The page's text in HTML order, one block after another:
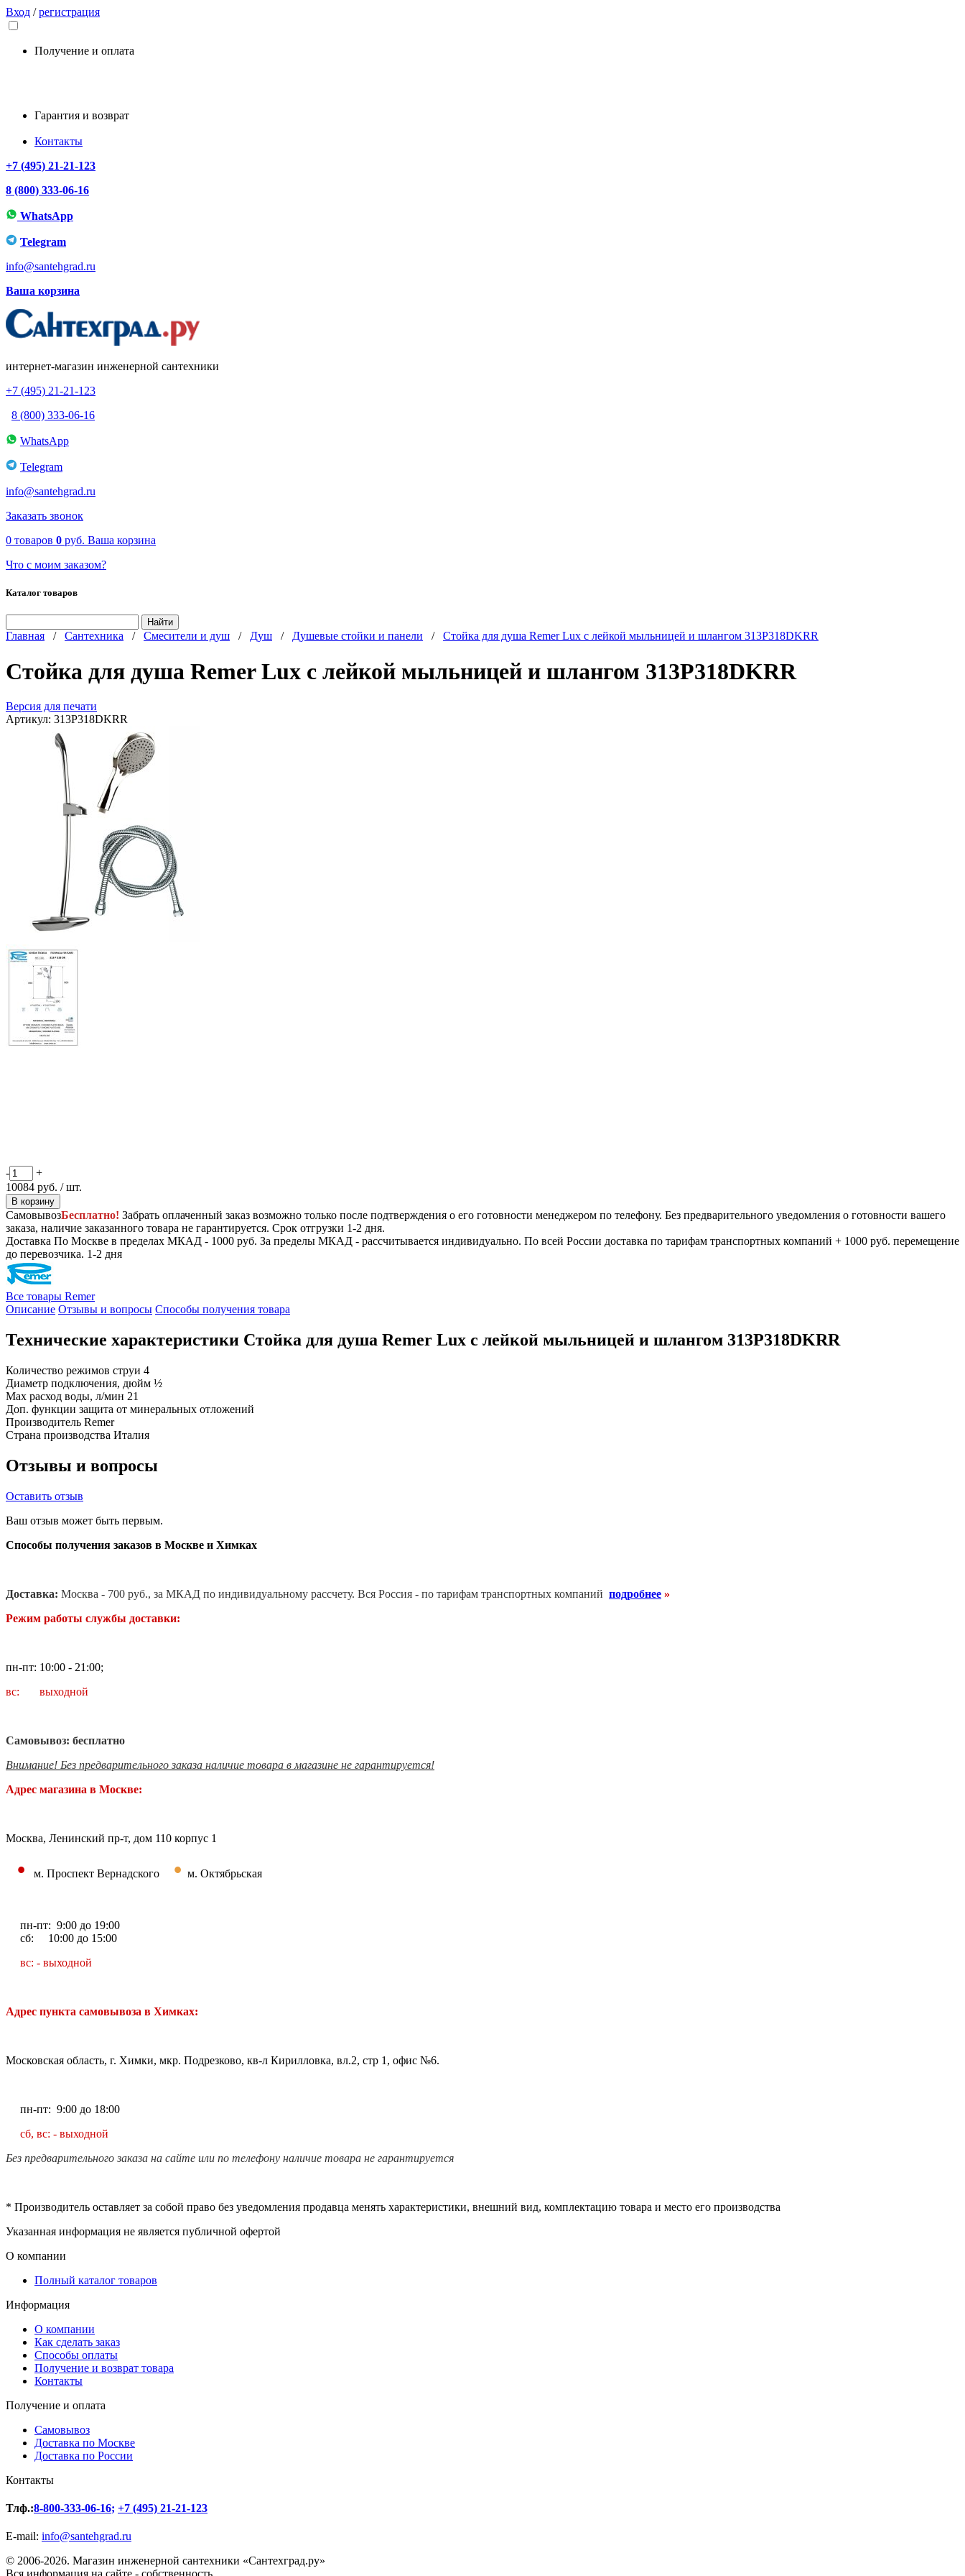
Вход /регистрация
Получение и оплата
Гарантия и возврат
Контакты
+7 (495) 21-21-123
8 (800) 333-06-16
WhatsApp
Telegram
info@santehgrad.ru
Ваша корзина
интернет-магазин инженерной сантехники
+7 (495) 21-21-123
8 (800) 333-06-16
WhatsApp
Telegram
info@santehgrad.ru
Заказать звонок
0 товаров 0 руб. Ваша корзина
Что с моим заказом?
Каталог товаров
Главная / Сантехника / Смесители и душ / Душ / Душевые стойки и панели / Стойка для душа Remer Lux с лейкой мыльницей и шлангом 313P318DKRR
Стойка для душа Remer Lux с лейкой мыльницей и шлангом 313P318DKRR
Версия для печати
Артикул: 313P318DKRR
-
+
10084 руб. / шт.
В корзину
СамовывозБесплатно! Забрать оплаченный заказ возможно только после подтверждения о его готовности менеджером по телефону. Без предварительного уведомления о готовности вашего
заказа, наличие заказанного товара не гарантируется. Срок отгрузки 1-2 дня.
Доставка По Москве в пределах МКАД - 1000 руб. За пределы МКАД - рассчитывается индивидуально. По всей России доставка по тарифам транспортных компаний + 1000 руб. перемещение
до перевозчика. 1-2 дня
Все товары Remer
Описание Отзывы и вопросы Способы получения товара
Технические характеристики Стойка для душа Remer Lux с лейкой мыльницей и шлангом 313P318DKRR
Количество режимов струи 4
Диаметр подключения, дюйм ½
Max расход воды, л/мин 21
Доп. функции защита от минеральных отложений
Производитель Remer
Страна производства Италия
Отзывы и вопросы
Оставить отзыв
Ваш отзыв может быть первым.
Способы получения заказов в Москве и Химках
Доставка: Москва - 700 руб., за МКАД по индивидуальному рассчету. Вся Россия - по тарифам транспортных компаний подробнее »
Режим работы службы доставки:
пн-пт: 10:00 - 21:00;
вс: выходной
Самовывоз: бесплатно
Внимание! Без предварительного заказа наличие товара в магазине не гарантируется!
Адрес магазина в Москве:
Москва, Ленинский пр-т, дом 110 корпус 1
• м. Проспект Вернадского • м. Октябрьская
пн-пт: 9:00 до 19:00
сб: 10:00 до 15:00
вс: - выходной
Адрес пункта самовывоза в Химках:
Московская область, г. Химки, мкр. Подрезково, кв-л Кирилловка, вл.2, стр 1, офис №6.
пн-пт: 9:00 до 18:00
сб, вс: - выходной
Без предварительного заказа на сайте или по телефону наличие товара не гарантируется
* Производитель оставляет за собой право без уведомления продавца менять характеристики, внешний вид, комплектацию товара и место его производства
Указанная информация не является публичной офертой
О компании
Полный каталог товаров
Информация
О компании
Как сделать заказ
Способы оплаты
Получение и возврат товара
Контакты
Получение и оплата
Самовывоз
Доставка по Москве
Доставка по России
Контакты
Тлф.:8-800-333-06-16; +7 (495) 21-21-123
E-mail: info@santehgrad.ru
© 2006-2026. Магазин инженерной сантехники «Сантехград.ру»